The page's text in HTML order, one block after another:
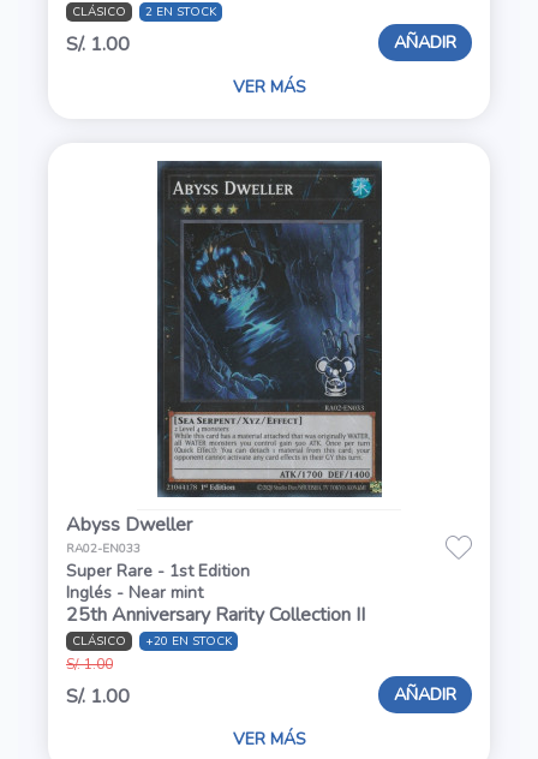
CLÁSICO 2 EN STOCK
S/. 1.00 AÑADIR
VER MÁS
Abyss Dweller
RA02-EN033
Super Rare - 1st Edition
Inglés - Near mint
25th Anniversary Rarity Collection II
CLÁSICO +20 EN STOCK
S/. 1.00
S/. 1.00 AÑADIR
VER MÁS